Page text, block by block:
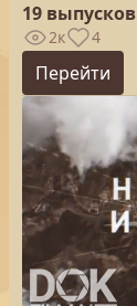
19 выпусков
2к 4
Перейти